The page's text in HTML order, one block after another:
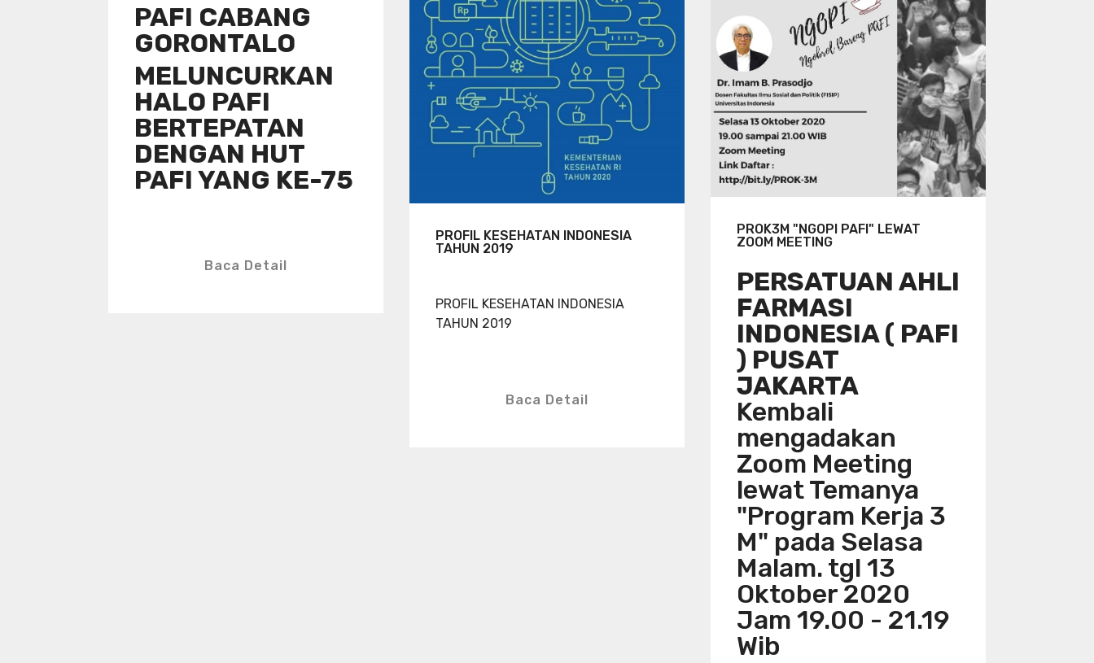
PAFI CABANG
GORONTALO
MELUNCURKAN
HALO PAFI
BERTEPATAN
DENGAN HUT
PAFI YANG KE-75
Baca Detail
PROFIL KESEHATAN INDONESIA
TAHUN 2019
PROFIL KESEHATAN INDONESIA
TAHUN 2019
Baca Detail
PROK3M "NGOPI PAFI" LEWAT
ZOOM MEETING
PERSATUAN AHLI
FARMASI
INDONESIA ( PAFI
) PUSAT
JAKARTA
Kembali
mengadakan
Zoom Meeting
lewat Temanya
"Program Kerja 3
M" pada Selasa
Malam. tgl 13
Oktober 2020
Jam 19.00 - 21.19
Wib